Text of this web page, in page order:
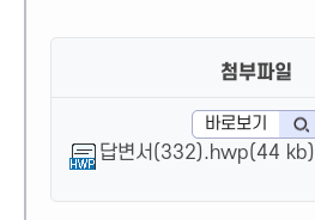
첨부파일
바로보기
답변서(332).hwp(44 kb)